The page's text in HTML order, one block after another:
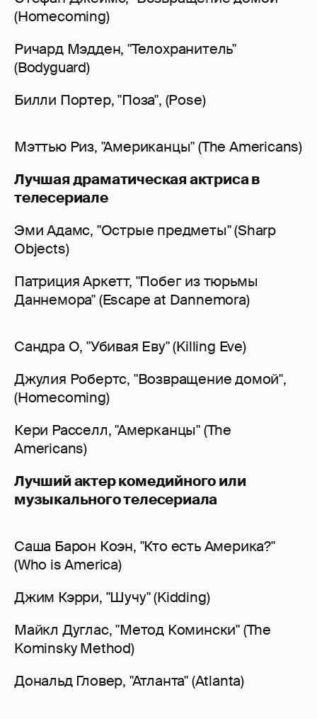
(Homecoming)
Ричард Мэдден, "Телохранитель"
(Bodyguard)
Билли Портер, "Поза", (Pose)
Мэттью Риз, "Американцы" (The Americans)
Лучшая драматическая актриса в
телесериале
Эми Адамс, "Острые предметы" (Sharp
Objects)
Патриция Аркетт, "Побег из тюрьмы
Даннемора" (Escape at Dannemora)
Сандра О, "Убивая Еву" (Killing Eve)
Джулия Робертс, "Возвращение домой",
(Homecoming)
Кери Расселл, "Амерканцы" (The
Americans)
Лучший актер комедийного или
музыкального телесериала
Саша Барон Коэн, "Кто есть Америка?"
(Who is America)
Джим Кэрри, "Шучу" (Kidding)
Майкл Дуглас, "Метод Комински" (The
Kominsky Method)
Дональд Гловер, "Атланта" (Atlanta)